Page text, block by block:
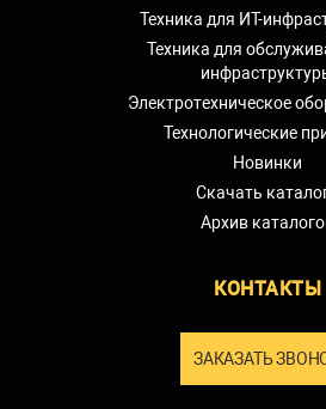
Техника для ИТ-
Техника для
Электротехническое
Технологические
Новинки
Скачать
Архив
КОНТАКТЫ
ЗАКАЗАТЬ